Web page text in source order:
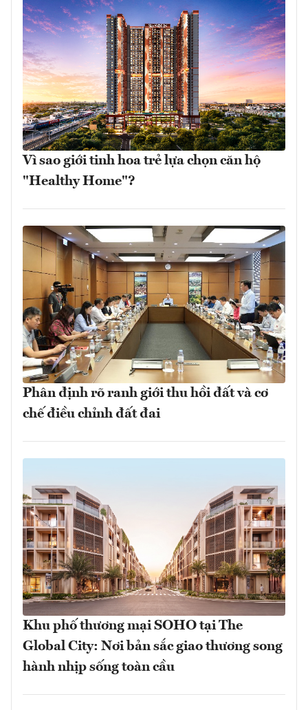
Vì sao giới tinh hoa trẻ lựa chọn căn hộ
"Healthy Home"?
Phân định rõ ranh giới thu hồi đất và cơ
chế điều chỉnh đất đai
Khu phố thương mại SOHO tại The
Global City: Nơi bản sắc giao thương song
hành nhịp sống toàn cầu